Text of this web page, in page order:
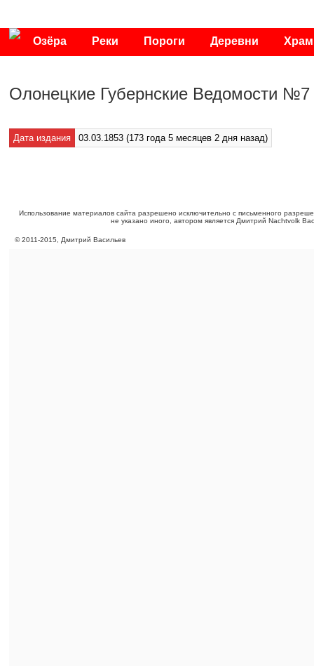
Озёра Реки Пороги Деревни
Олонецкие Губернские Ведомости №7
Дата издания 03.03.1853 (173 года 5 месяцев 2 дня назад)
Использование материалов сайта разрешено исключительно с письменного
не указано иного, автором является Дмитрий Nachtvolk
©2011-2015 , Дмитрий Васильев